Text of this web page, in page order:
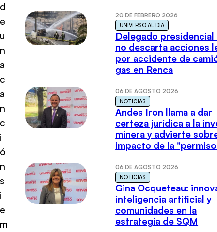
d
e
u
n
a
c
a
n
c
i
ó
n
s
i
e
m
20 DE FEBRERO 2026
UNIVERSO AL DÍA
Delegado presidencial
no descarta acciones
por accidente de
gas en Renca
06 DE AGOSTO 2026
NOTICIAS
Andes Iron llama a dar
certeza jurídica a la
minera y advierte
impacto de la
06 DE AGOSTO 2026
NOTICIAS
Gina Ocqueteau:
inteligencia artificial y
comunidades en la
estrategia de SQM